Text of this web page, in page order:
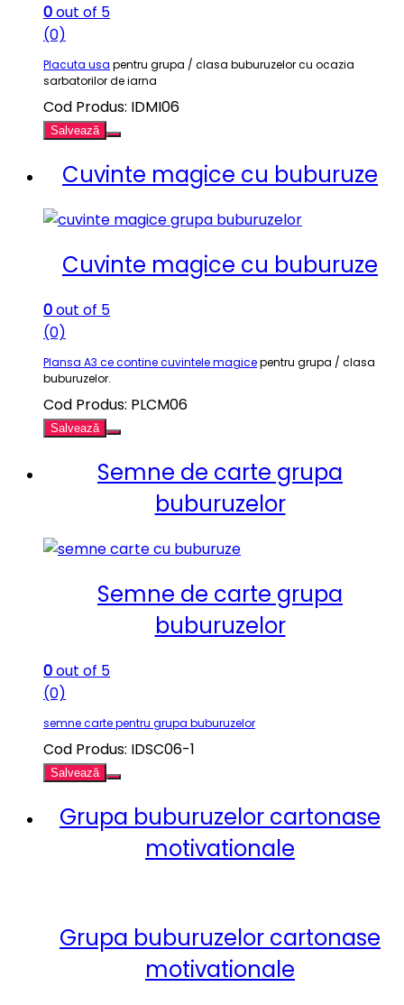
0out of 5
(0)
Placuta usa pentru grupa / clasa buburuzelor cu ocazia
sarbatorilor de iarna
Cod Produs: IDMI06
Salvează
Cuvinte magice cu buburuze
Cuvinte magice cu buburuze
0out of 5
(0)
Plansa A3 ce contine cuvintele magicepentru grupa / clasa
buburuzelor.
Cod Produs: PLCM06
Salvează
Semne de carte grupa
buburuzelor
Semne de carte grupa
buburuzelor
0out of 5
(0)
semne carte pentru grupa buburuzelor
Cod Produs: IDSC06-1
Salvează
Grupa buburuzelor cartonase
motivationale
Grupa buburuzelor cartonase
motivationale